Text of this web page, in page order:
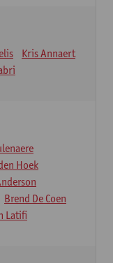
Kris Annaert
Hoek
Brend De Coen
Latifi